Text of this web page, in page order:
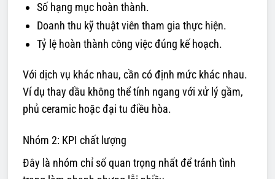
Số hạng mục hoàn thành.
Doanh thu kỹ thuật viên tham gia thực hiện.
Tỷ lệ hoàn thành công việc đúng kế hoạch.
Với dịch vụ khác nhau, cần có định mức khác nhau.
Ví dụ thay dầu không thể tính ngang với xử lý gầm,
phủ ceramic hoặc đại tu điều hòa.
Nhóm 2: KPI chất lượng
Đây là nhóm chỉ số quan trọng nhất để tránh tình